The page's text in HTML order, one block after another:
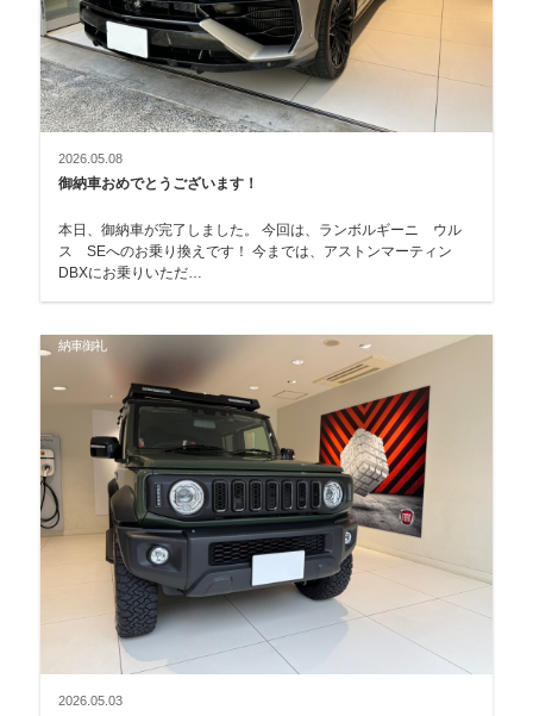
2026.05.08
御納車おめでとうございます！
本日、御納車が完了しました。 今回は、ランボルギーニ ウル
ス SEへのお乗り換えです！ 今までは、アストンマーティン
DBXにお乗りいただ…
納車御礼
2026.05.03